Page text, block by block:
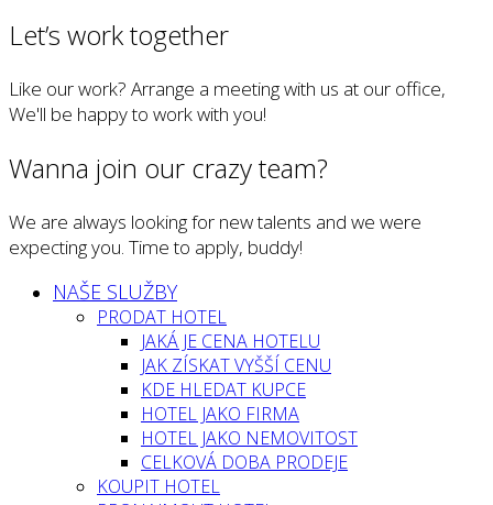
Let’s work together
Like our work? Arrange a meeting with us at our office,
We'll be happy to work with you!
Wanna join our crazy team?
We are always looking for new talents and we were
expecting you. Time to apply, buddy!
NAŠE SLUŽBY
PRODAT HOTEL
JAKÁ JE CENA HOTELU
JAK ZÍSKAT VYŠŠÍ CENU
KDE HLEDAT KUPCE
HOTEL JAKO FIRMA
HOTEL JAKO NEMOVITOST
CELKOVÁ DOBA PRODEJE
KOUPIT HOTEL